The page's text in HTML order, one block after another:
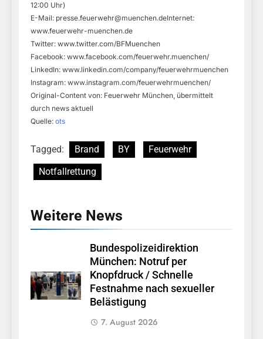
12:00 Uhr)
E-Mail: presse.feuerwehr@muenchen.deInternet:
www.feuerwehr-muenchen.de
Twitter: www.twitter.com/BFMuenchen
Facebook: www.facebook.com/feuerwehr.muenchen/
LinkedIn: www.linkedin.com/company/feuerwehrmuenchen
Instagram: www.instagram.com/feuerwehrmuenchen/
Original-Content von: Feuerwehr München, übermittelt
durch news aktuell
Quelle: ots
Tagged: Brand BY
Feuerwehr
Notfallrettung
Weitere News
Bundespolizeidirektion
München: Notruf per
Knopfdruck / Schnelle
Festnahme nach sexueller
Belästigung
7. August 2026